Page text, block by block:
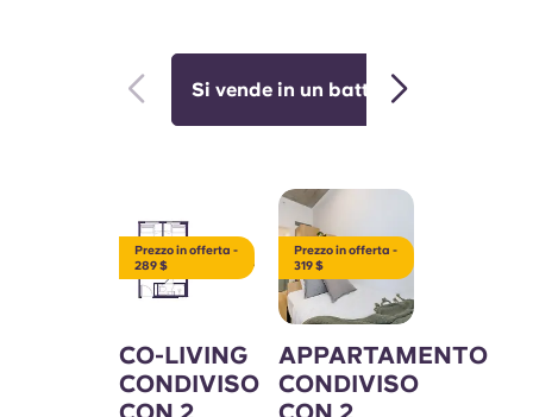
Si vende in un batter d'occhio 🔥
Prezzo in offerta -
289 $
CO-LIVING
CONDIVISO
Prezzo in offerta -
319 $
APPARTAMENTO
CONDIVISO